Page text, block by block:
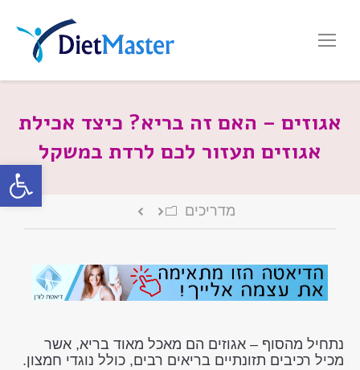
פתח
אגוזים – האם זה בריא? כיצד אכילת
אגוזים תעזור לכם לרדת במשקל
מדריכים
נתחיל מהסוף – אגוזים הם מאכל מאוד בריא, אשר
מכיל רכיבים תזונתיים בריאים רבים, כולל נוגדי חמצון.